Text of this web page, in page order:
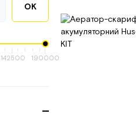
ОК
142500 190000